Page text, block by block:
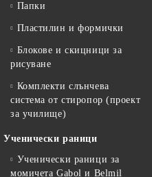
Папки
Пластилин и формички
Блокове и скицници за
рисуване
Комплекти слънчева
система от стиропор (проект
за училище)
Ученически раници
Ученически раници за
момичета Gabol и Belmil